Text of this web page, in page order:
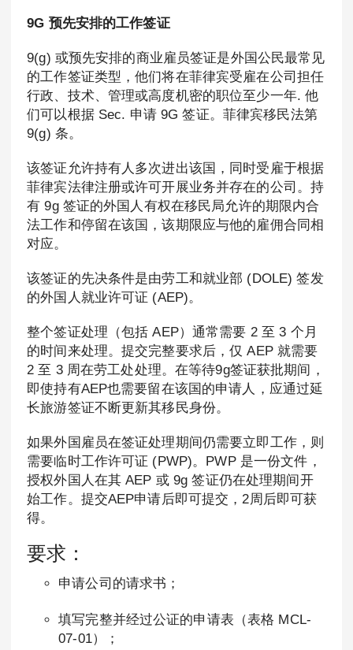
9G 预先安排的工作签证
9(g) 或预先安排的商业雇员签证是外国公民最常见
的工作签证类型，他们将在菲律宾受雇在公司担任
行政、技术、管理或高度机密的职位至少一年. 他
们可以根据 Sec. 申请 9G 签证。菲律宾移民法第
9(g) 条。
该签证允许持有人多次进出该国，同时受雇于根据
菲律宾法律注册或许可开展业务并存在的公司。持
有 9g 签证的外国人有权在移民局允许的期限内合
法工作和停留在该国，该期限应与他的雇佣合同相
对应。
该签证的先决条件是由劳工和就业部 (DOLE) 签发
的外国人就业许可证 (AEP)。
整个签证处理（包括 AEP）通常需要 2 至 3 个月
的时间来处理。提交完整要求后，仅 AEP 就需要
2 至 3 周在劳工处处理。在等待9g签证获批期间，
即使持有AEP也需要留在该国的申请人，应通过延
长旅游签证不断更新其移民身份。
如果外国雇员在签证处理期间仍需要立即工作，则
需要临时工作许可证 (PWP)。PWP 是一份文件，
授权外国人在其 AEP 或 9g 签证仍在处理期间开
始工作。提交AEP申请后即可提交，2周后即可获
得。
要求：
申请公司的请求书；
填写完整并经过公证的申请表（表格 MCL-
07-01）；